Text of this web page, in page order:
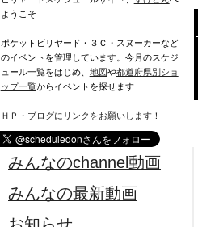
ようこそ
ポケットビリヤード・３Ｃ・スヌーカーなど
のイベントを管理しています。今月のスケジ
ュール一覧をはじめ、 地図や都道府県別ショ
ップ一覧からイベントを探せます
ＨＰ・ブログにリンクをお願いします！
みんなのchannel動画
みんなの最新動画